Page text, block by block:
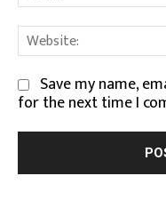
Save my name,
for the next time I